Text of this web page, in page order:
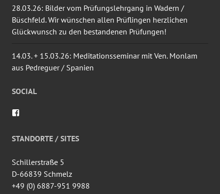
28.03.26: Bilder vom Prüfungslehrgang in Wadern /
Büschfeld. Wir wünschen allen Prüflingen herzlichen
Glückwunsch zu den bestandenen Prüfungen!
14.03. + 15.03.26: Meditationsseminar mit Ven. Monlam
aus Pedreguer / Spanien
SOCIAL
auf
Facebook
STANDORTE / SITES
Schillerstraße 5
D-66839 Schmelz
+49 (0) 6887-951 9988